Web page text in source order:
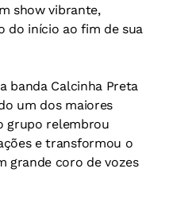
show vibrante,
do início ao fim de sua
banda Calcinha Preta
um dos maiores
grupo relembrou
e transformou o
grande coro de vozes